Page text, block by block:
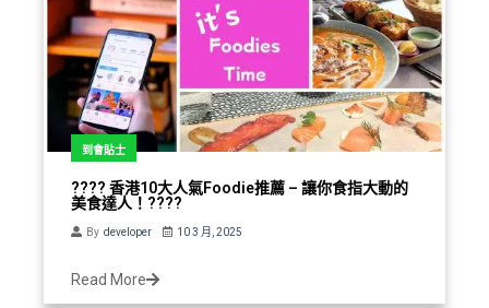
到會貼士
????️ 香港10大人氣Foodie推薦 – 讓你食指大動的
美食達人！????️
By developer 10 3 月, 2025
Read More